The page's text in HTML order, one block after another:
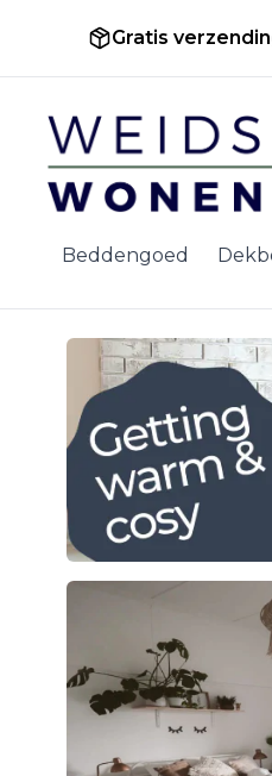
Gratis
Ga naar de inhoud
Beddengoed